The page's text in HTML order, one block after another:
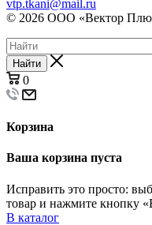
vtp.tkani@mail.ru
© 2026 ООО «Вектор
Найти
0
Корзина
Ваша корзина пуста
Исправить это просто:
товар и нажмите кнопку
В каталог